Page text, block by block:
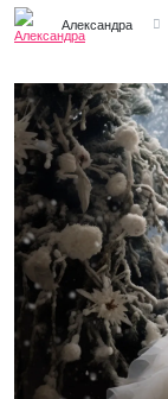
Александра